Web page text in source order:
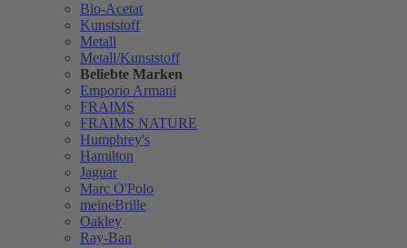
Bio-Acetat
Kunststoff
Metall
Metall/Kunststoff
Beliebte Marken
Emporio Armani
FRAIMS
FRAIMS NATURE
Humphrey's
Hamilton
Jaguar
Marc O'Polo
meineBrille
Oakley
Ray-Ban